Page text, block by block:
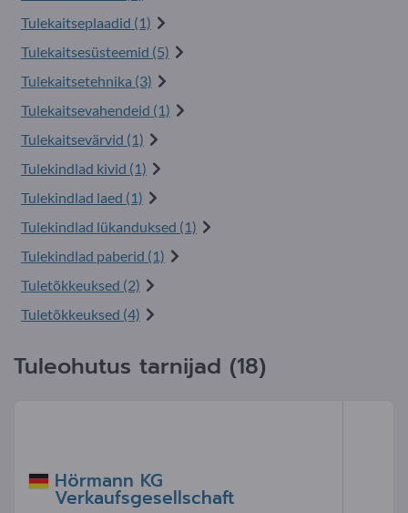
Tulekaitseplaadid (1)
Tulekaitsesüsteemid (5)
Tulekaitsetehnika (3)
Tulekaitsevahendeid (1)
Tulekaitsevärvid (1)
Tulekindlad kivid (1)
Tulekindlad laed (1)
Tulekindlad lükanduksed (1)
Tulekindlad paberid (1)
Tuletõkkeuksed (2)
Tuletõkkeuksed (4)
Tuleohutus tarnijad (18)
Hörmann KG
Verkaufsgesellschaft